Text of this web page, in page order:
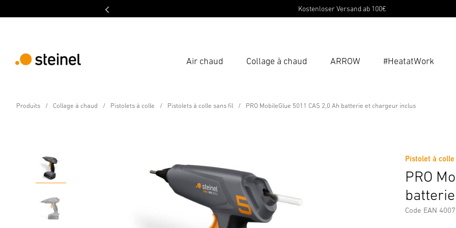
Kostenloser Versand ab 100€
Air chaud Collage à chaud ARROW #HeatatWork
Produits Collage à chaud Pistolets à colle Pistolets à colle sans fil PRO MobileGlue 5011 CAS 2,0 Ah batterie et chargeur inclus
Pistolet à
PRO
Code EAN